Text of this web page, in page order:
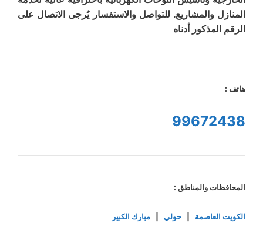
المنازل والمشاريع. للتواصل والاستفسار يُرجى الاتصال على
الرقم المذكور أدناه
هاتف :
99672438
المحافظات والمناطق :
الكويت العاصمة حولي مبارك الكبير